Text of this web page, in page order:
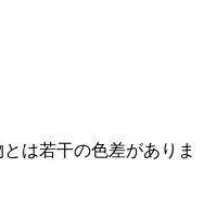
は若干の色差がありま